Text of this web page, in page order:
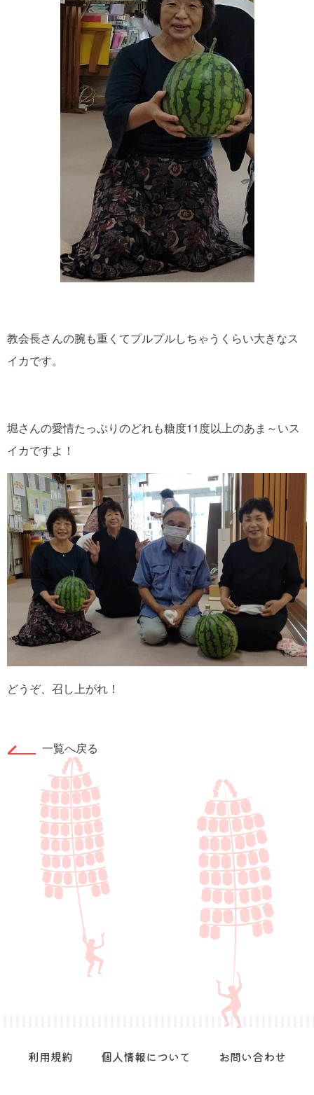
教会長さんの腕も重くてプルプルしちゃうくらい大きなス
イカです。
堀さんの愛情たっぷりのどれも糖度11度以上のあま～いス
イカですよ！
どうぞ、召し上がれ！
一覧へ戻る
利用規約 個人情報について お問い合わせ